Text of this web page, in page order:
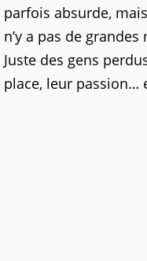
parfois absurde,
n’y a pas de
Juste des gens
place, leur passion…